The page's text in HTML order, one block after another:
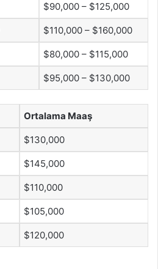
$90,000 – $125,000
$110,000 – $160,000
$80,000 – $115,000
$95,000 – $130,000
Ortalama Maaş
$130,000
$145,000
$110,000
$105,000
$120,000